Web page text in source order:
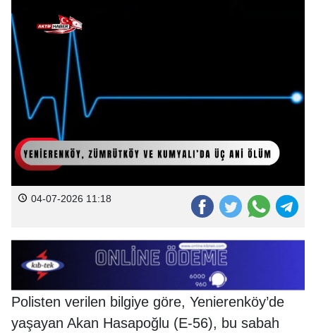
04-07-2026 11:18
Polisten verilen bilgiye göre, Yenierenköy’de
yaşayan Akan Hasapoğlu (E-56), bu sabah